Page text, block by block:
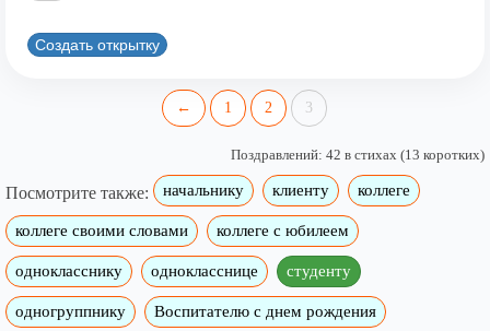
Создать открытку
← 1 2 3
Поздравлений: 42 в стихах (13 коротких)
Посмотрите также: начальнику клиенту коллеге
коллеге своими словами коллеге с юбилеем
однокласснику однокласснице студенту
одногруппнику Воспитателю с днем рождения